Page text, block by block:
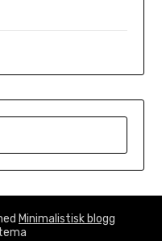
Minimalistisk blogg